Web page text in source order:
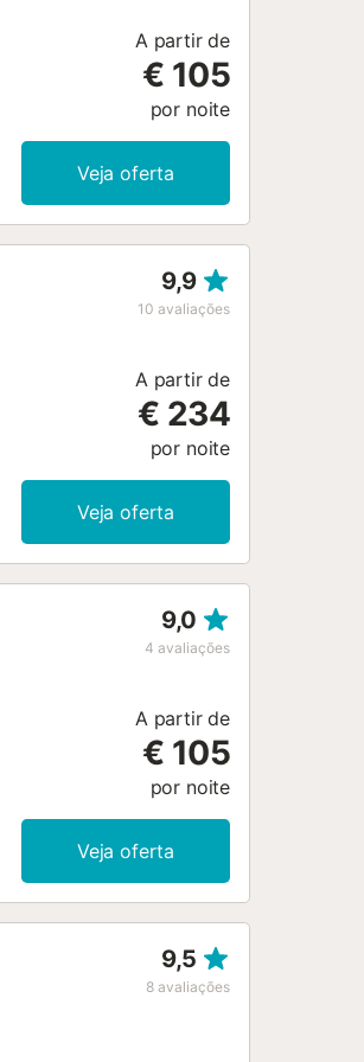
A partir de
€ 105
por noite
Veja oferta
9,9
10 avaliações
A partir de
€ 234
por noite
Veja oferta
9,0
4 avaliações
A partir de
€ 105
por noite
Veja oferta
9,5
8 avaliações